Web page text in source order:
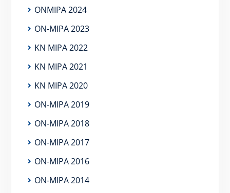
ONMIPA 2024
ON-MIPA 2023
KN MIPA 2022
KN MIPA 2021
KN MIPA 2020
ON-MIPA 2019
ON-MIPA 2018
ON-MIPA 2017
ON-MIPA 2016
ON-MIPA 2014